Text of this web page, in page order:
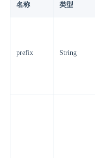
名称 类型
prefix String